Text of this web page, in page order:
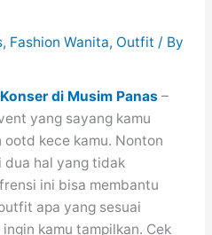
, Fashion Wanita, Outfit / By
di Musim Panas–
yang sayang kamu
kece kamu. Nonton
hal yang tidak
ini bisa membantu
apa yang sesuai
kamu tampilkan. Cek